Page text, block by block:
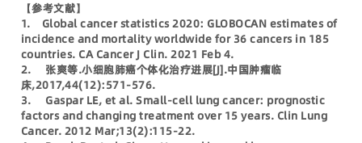
【参考文献】
1. Global cancer statistics 2020: GLOBOCAN estimates of
incidence and mortality worldwide for 36 cancers in 185
countries. CA Cancer J Clin. 2021 Feb 4.
2. 张爽等.小细胞肺癌个体化治疗进展[J].中国肿瘤临
床,2017,44(12):571-576.
3. Gaspar LE, et al. Small-cell lung cancer: prognostic
factors and changing treatment over 15 years. Clin Lung
Cancer. 2012 Mar;13(2):115-22.